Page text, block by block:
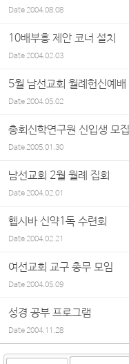
Date2004.08.08
10배부흥 제안 코너 설치
Date2004.02.03
5월 남선교회 월례헌신예배
Date2004.05.02
총회신학연구원 신입생 모집
Date2005.01.30
남선교회 2월 월례 집회
Date2004.02.01
헵시바 신약1독 수련회
Date2004.02.21
여선교회 교구 총무 모임
Date2004.05.09
성경 공부 프로그램
Date2004.11.28